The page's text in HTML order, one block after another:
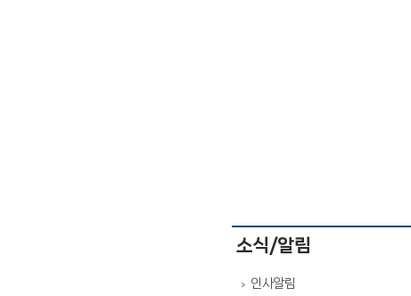
소식/알림
> 인사알림